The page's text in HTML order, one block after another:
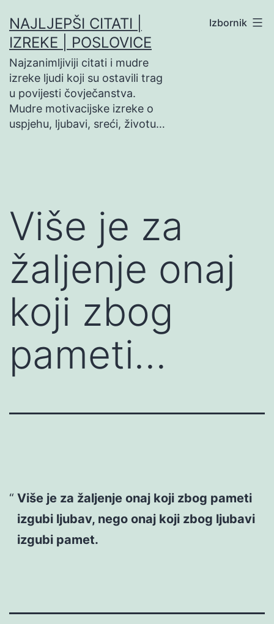
na
sadržaj
NAJLJEPŠI CITATI |
IZREKE | POSLOVICE
Najzanimljiviji citati i mudre
izreke ljudi koji su ostavili trag
u povijesti čovječanstva.
Mudre motivacijske izreke o
uspjehu, ljubavi, sreći, životu…
Izbornik
Više je za
žaljenje onaj
koji zbog
pameti…
Više je za žaljenje onaj koji zbog pameti
izgubi ljubav, nego onaj koji zbog ljubavi
izgubi pamet.